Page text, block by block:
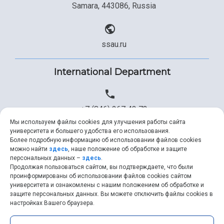
Samara, 443086, Russia
ssau.ru
International Department
+7 (846) 267 43 73
+7 (846) 334 57 22
ssau@ssau.ru
Мы используем файлы cookies для улучшения работы сайта
университета и большего удобства его использования.
Более подробную информацию об использовании файлов cookies
можно найти здесь, наше положение об обработке и защите
персональных данных – здесь.
Продолжая пользоваться сайтом, вы подтверждаете, что были
проинформированы об использовании файлов cookies сайтом
университета и ознакомлены с нашим положением об обработке и
защите персональных данных. Вы можете отключить файлы cookies в
настройках Вашего браузера.